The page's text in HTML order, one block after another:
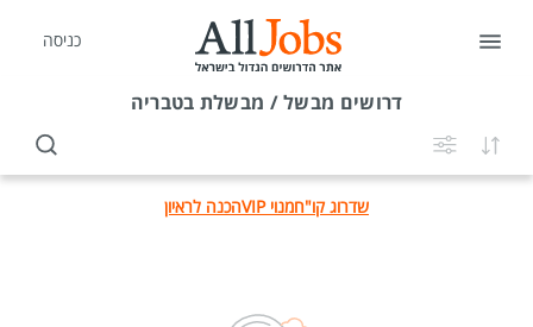
כניסה
דרושים מבשל / מבשלת בטבריה
שדרוג קו"חמנוי VIP הכנה לראיון